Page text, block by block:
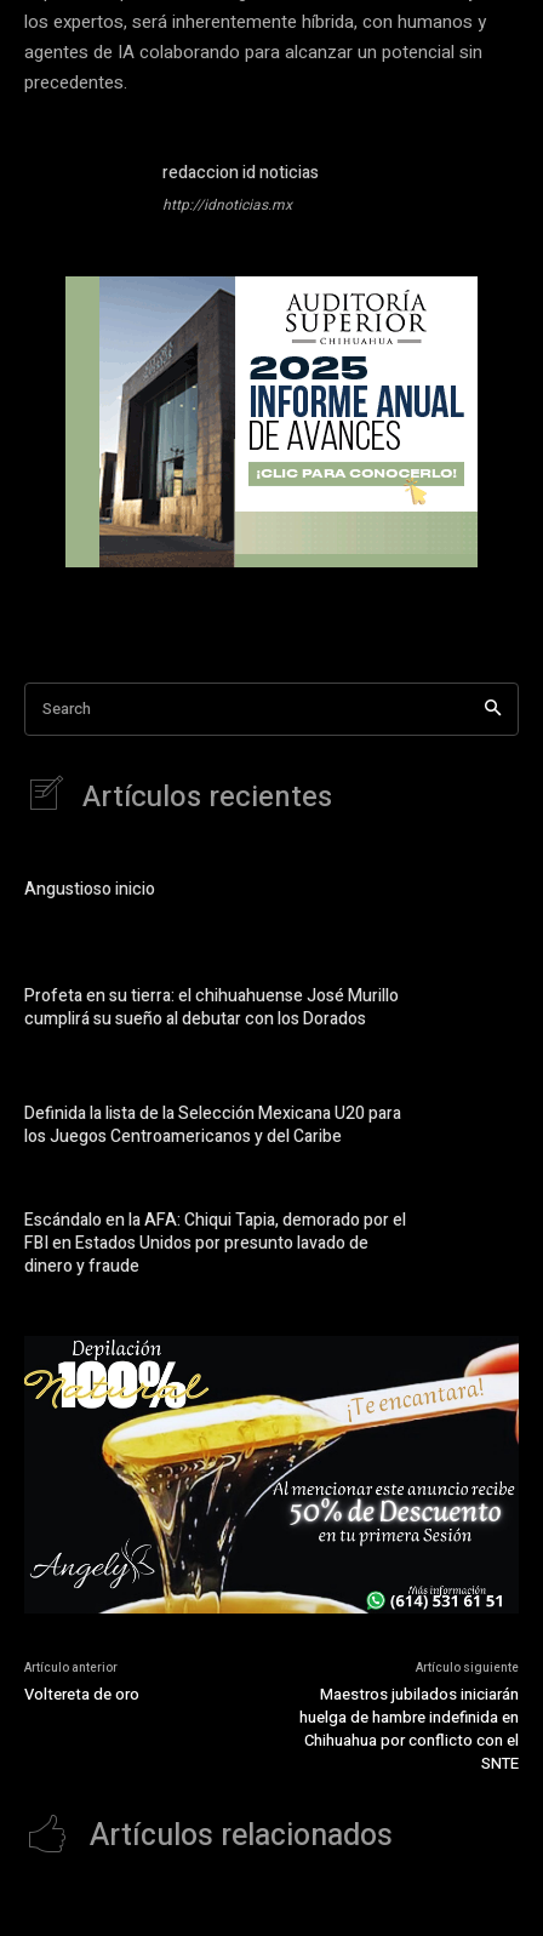
los expertos, será inherentemente híbrida, con humanos y
agentes de IA colaborando para alcanzar un potencial sin
precedentes.
redaccion id noticias
http://idnoticias.mx
Search
Artículos recientes
Angustioso inicio
Profeta en su tierra: el chihuahuense José Murillo
cumplirá su sueño al debutar con los Dorados
Definida la lista de la Selección Mexicana U20 para
los Juegos Centroamericanos y del Caribe
Escándalo en la AFA: Chiqui Tapia, demorado por el
FBI en Estados Unidos por presunto lavado de
dinero y fraude
Artículo anterior
Voltereta de oro
Artículo siguiente
Maestros jubilados iniciarán
huelga de hambre indefinida en
Chihuahua por conflicto con el
SNTE
Artículos relacionados